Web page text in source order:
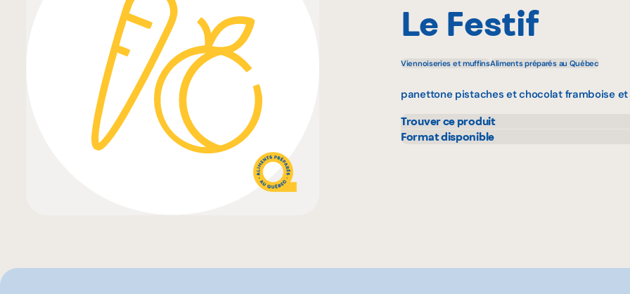
Le Festif
Viennoiseries et muffinsAliments préparés au Québec
panettone pistaches et chocolat framboise
Trouver ce produit
Avril - supermarché santé
Format disponible